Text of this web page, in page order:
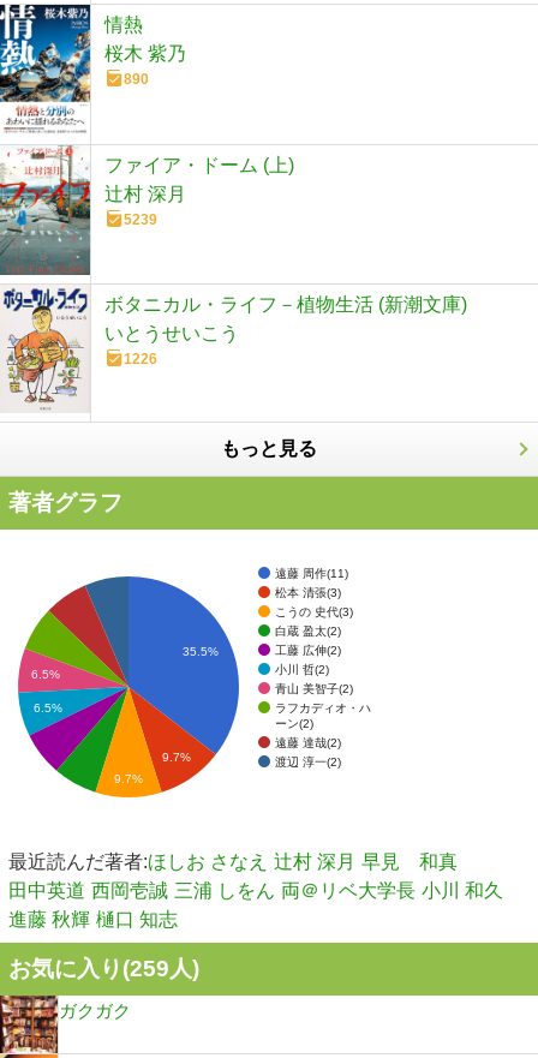
情熱
桜木 紫乃
890
ファイア・ドーム (上)
辻村 深月
5239
ボタニカル・ライフ－植物生活 (新潮文庫)
いとうせいこう
1226
もっと見る
著者グラフ
遠藤 周作(11)
松本 清張(3)
こうの 史代(3)
白蔵 盈太(2)
工藤 広伸(2)
小川 哲(2)
青山 美智子(2)
ラフカディオ・ハ
ーン(2)
遠藤 達哉(2)
渡辺 淳一(2)
35.5%
9.7%
6.5%
6.5%
9.7%
最近読んだ著者:ほしお さなえ 辻村 深月 早見 和真
田中英道 西岡壱誠 三浦 しをん 両＠リベ大学長 小川 和久
進藤 秋輝 樋口 知志
お気に入り(259人)
ガクガク